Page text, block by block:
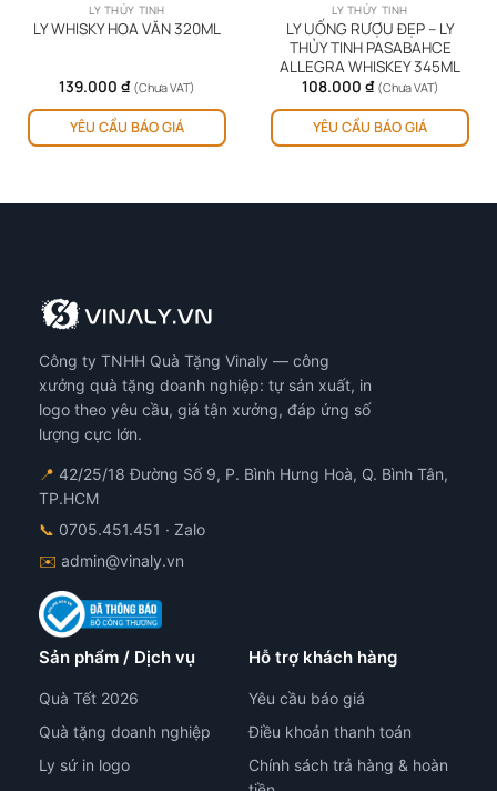
LY THỦY TINH
LY WHISKY HOA VĂN 320ML
139.000 ₫ (Chưa VAT)
YÊU CẦU BÁO GIÁ
LY THỦY TINH
LY UỐNG RƯỢU ĐẸP – LY
THỦY TINH PASABAHCE
ALLEGRA WHISKEY 345ML
108.000 ₫ (Chưa VAT)
YÊU CẦU BÁO GIÁ
Công ty TNHH Quà Tặng Vinaly — công
xưởng quà tặng doanh nghiệp: tự sản xuất, in
logo theo yêu cầu, giá tận xưởng, đáp ứng số
lượng cực lớn.
📍 42/25/18 Đường Số 9, P. Bình Hưng Hoà, Q. Bình Tân,
TP.HCM
📞 0705.451.451 · Zalo
✉️ admin@vinaly.vn
Sản phẩm / Dịch vụ
Quà Tết 2026
Quà tặng doanh nghiệp
Ly sứ in logo
Hỗ trợ khách hàng
Yêu cầu báo giá
Điều khoản thanh toán
Chính sách trả hàng & hoàn